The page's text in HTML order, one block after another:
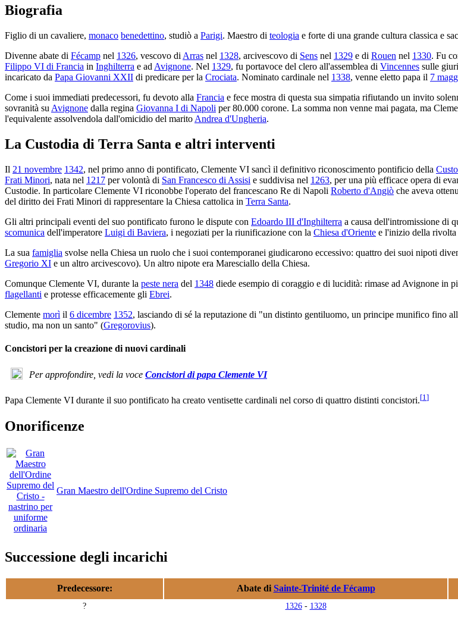
Biografia
Figlio di un cavaliere, monaco benedettino, studiò a Parigi. Maestro di teologia e forte di una grande cultura classica e
Divenne abate di Fécamp nel 1326, vescovo di Arras nel 1328, arcivescovo di Sens nel 1329 e di Rouen nel 1330. Fu
Filippo VI di Francia in Inghilterra e ad Avignone. Nel 1329, fu portavoce del clero all'assemblea di Vincennes sulle
incaricato da Papa Giovanni XXII di predicare per la Crociata. Nominato cardinale nel 1338, venne eletto papa il 7
Come i suoi immediati predecessori, fu devoto alla Francia e fece mostra di questa sua simpatia rifiutando un invito
sovranità su Avignone dalla regina Giovanna I di Napoli per 80.000 corone. La somma non venne mai pagata, ma
l'equivalente assolvendola dall'omicidio del marito Andrea d'Ungheria.
La Custodia di Terra Santa e altri interventi
Il 21 novembre 1342, nel primo anno di pontificato, Clemente VI sancì il definitivo riconoscimento pontificio della
Frati Minori, nata nel 1217 per volontà di San Francesco di Assisi e suddivisa nel 1263, per una più efficace opera di
Custodie. In particolare Clemente VI riconobbe l'operato del francescano Re di Napoli Roberto d'Angiò che aveva
del diritto dei Frati Minori di rappresentare la Chiesa cattolica in Terra Santa.
Gli altri principali eventi del suo pontificato furono le dispute con Edoardo III d'Inghilterra a causa dell'intromissione di
scomunica dell'imperatore Luigi di Baviera, i negoziati per la riunificazione con la Chiesa d'Oriente e l'inizio della rivolta
La sua famiglia svolse nella Chiesa un ruolo che i suoi contemporanei giudicarono eccessivo: quattro dei suoi nipoti
Gregorio XI e un altro arcivescovo). Un altro nipote era Maresciallo della Chiesa.
Comunque Clemente VI, durante la peste nera del 1348 diede esempio di coraggio e di lucidità: rimase ad Avignone in
flagellanti e protesse efficacemente gli Ebrei.
Clemente morì il 6 dicembre 1352, lasciando di sé la reputazione di "un distinto gentiluomo, un principe munifico fino
studio, ma non un santo" (Gregorovius).
Concistori per la creazione di nuovi cardinali
Per approfondire, vedi la voce Concistori di papa Clemente VI
Papa Clemente VI durante il suo pontificato ha creato ventisette cardinali nel corso di quattro distinti concistori.[1]
Onorificenze
Gran Maestro dell'Ordine Supremo del Cristo
Successione degli incarichi
Predecessore: Abate di Sainte-Trinité de Fécamp
? 1326- 1328